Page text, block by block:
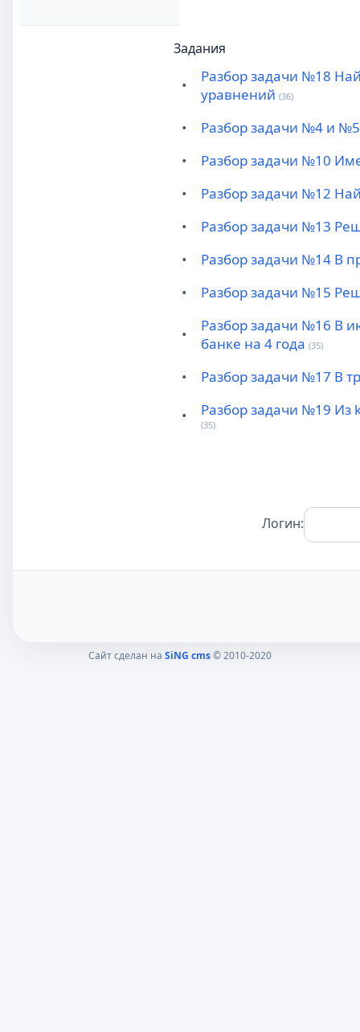
Задания
•
Разбор задачи №18
уравнений (36)
•
Разбор задачи №4 и №5
•
Разбор задачи №10
•
Разбор задачи №12
•
Разбор задачи №13
•
Разбор задачи №14 В
•
Разбор задачи №15
•
Разбор задачи №16 В
банке на 4 года (35)
• Разбор задачи №17 В
• Разбор задачи №19 Из
(35)
Логин:
Сайт сделан на SiNG cms© 2010-2020